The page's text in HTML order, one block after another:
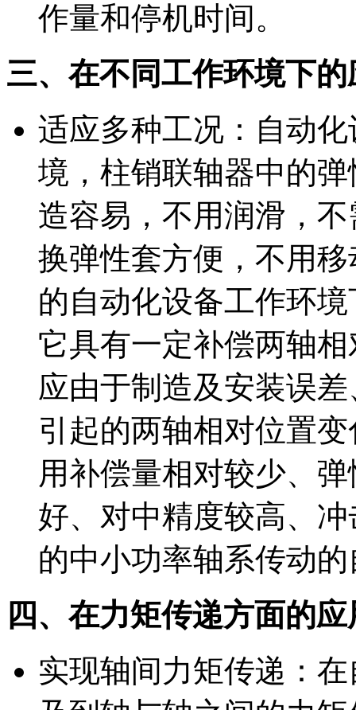
作量和停机时间。
三、在不同工作环境下的
适应多种工况：自动
境，柱销联轴器中的
造容易，不用润滑，
换弹性套方便，不用
的自动化设备工作环
它具有一定补偿两轴
应由于制造及安装误
引起的两轴相对位置
用补偿量相对较少、
好、对中精度较高、
的中小功率轴系传动
四、在力矩传递方面的应
实现轴间力矩传递：